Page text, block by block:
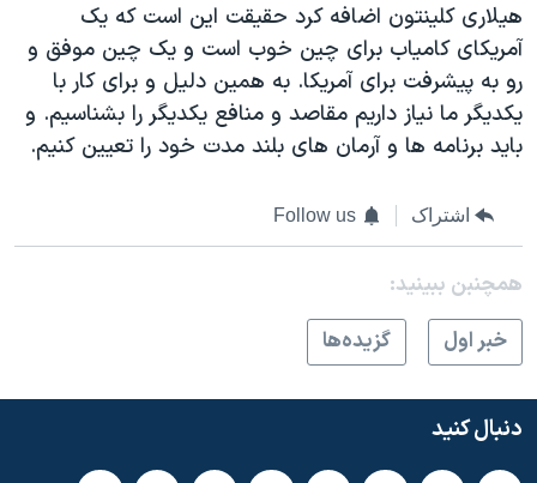
هیلاری کلینتون اضافه کرد حقیقت این است که یک
آمریکای کامیاب برای چین خوب است و یک چین موفق و
رو به پیشرفت برای آمریکا. به همین دلیل و برای کار با
یکدیگر ما نیاز داریم مقاصد و منافع یکدیگر را بشناسیم. و
باید برنامه ها و آرمان های بلند مدت خود را تعیین کنیم.
اشتراک Follow us
همچنبن ببینید:
خبر اول
گزيده‌ها
دنبال کنید